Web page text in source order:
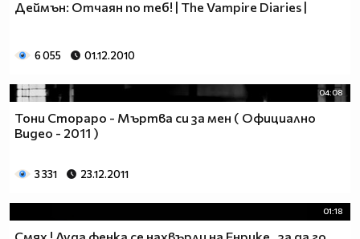
Деймън: Отчаян по теб! | The Vampire Diaries |
6 055 01.12.2010
04:08
Тони Стораро - Мъртва си за мен ( Официално
Видео - 2011 )
3 331 23.12.2011
01:18